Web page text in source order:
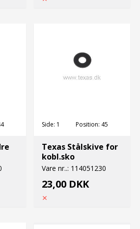
Side: 1 Position: 45
Texas Stålskive for
kobl.sko
Vare nr..: 114051230
23,00 DKK